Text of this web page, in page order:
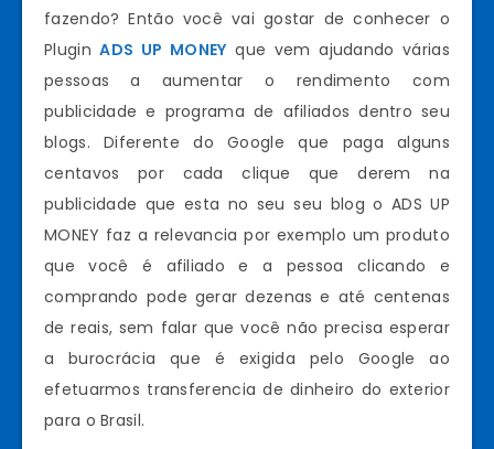
fazendo? Então você vai gostar de conhecer o
PluginADS UP MONEY que vem ajudando várias
pessoas a aumentar o rendimento com
publicidade e programa de afiliados dentro seu
blogs. Diferente do Google que paga alguns
centavos por cada clique que derem na
publicidade que esta no seu seu blog o ADS UP
MONEY faz a relevancia por exemplo um produto
que você é afiliado e a pessoa clicando e
comprando pode gerar dezenas e até centenas
de reais, sem falar que você não precisa esperar
a burocrácia que é exigida pelo Google ao
efetuarmos transferencia de dinheiro do exterior
para o Brasil.